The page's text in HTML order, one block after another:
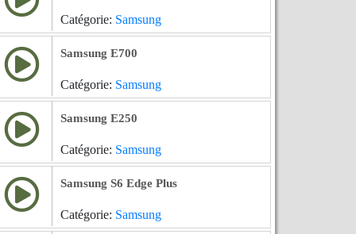
Catégorie: Samsung
Samsung E700
Catégorie: Samsung
Samsung E250
Catégorie: Samsung
Samsung S6 Edge Plus
Catégorie: Samsung